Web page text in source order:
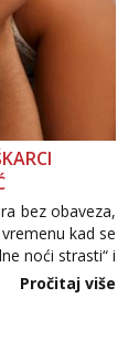
bez obaveza,
kad se
noći strasti“ i
žene, a što
Pročitaj više